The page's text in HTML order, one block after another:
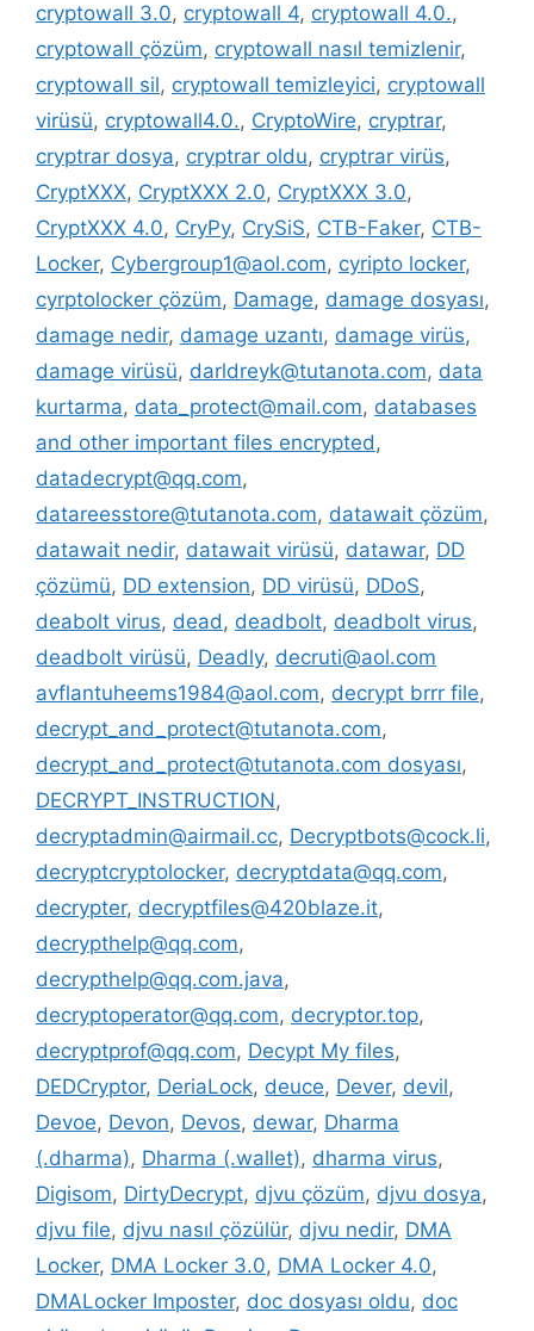
cryptowall 3.0, cryptowall 4, cryptowall 4.0.,
cryptowall çözüm, cryptowall nasıl temizlenir,
cryptowall sil, cryptowall temizleyici, cryptowall
virüsü, cryptowall4.0., CryptoWire, cryptrar,
cryptrar dosya, cryptrar oldu, cryptrar virüs,
CryptXXX, CryptXXX 2.0, CryptXXX 3.0,
CryptXXX 4.0, CryPy, CrySiS, CTB-Faker, CTB-
Locker, Cybergroup1@aol.com, cyripto locker,
cyrptolocker çözüm, Damage, damage dosyası,
damage nedir, damage uzantı, damage virüs,
damage virüsü, darldreyk@tutanota.com, data
kurtarma, data_protect@mail.com, databases
and other important files encrypted,
datadecrypt@qq.com,
datareesstore@tutanota.com, datawait çözüm,
datawait nedir, datawait virüsü, datawar, DD
çözümü, DD extension, DD virüsü, DDoS,
deabolt virus, dead, deadbolt, deadbolt virus,
deadbolt virüsü, Deadly, decruti@aol.com
avflantuheems1984@aol.com, decrypt brrr file,
decrypt_and_protect@tutanota.com,
decrypt_and_protect@tutanota.com dosyası,
DECRYPT_INSTRUCTION,
decryptadmin@airmail.cc, Decryptbots@cock.li,
decryptcryptolocker, decryptdata@qq.com,
decrypter, decryptfiles@420blaze.it,
decrypthelp@qq.com,
decrypthelp@qq.com.java,
decryptoperator@qq.com, decryptor.top,
decryptprof@qq.com, Decypt My files,
DEDCryptor, DeriaLock, deuce, Dever, devil,
Devoe, Devon, Devos, dewar, Dharma
(.dharma), Dharma (.wallet), dharma virus,
Digisom, DirtyDecrypt, djvu çözüm, djvu dosya,
djvu file, djvu nasıl çözülür, djvu nedir, DMA
Locker, DMA Locker 3.0, DMA Locker 4.0,
DMALocker Imposter, doc dosyası oldu, doc